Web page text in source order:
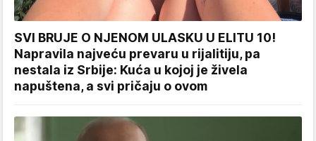
SVI BRUJE O NJENOM ULASKU U ELITU 10!
Napravila najveću prevaru u rijalitiju, pa
nestala iz Srbije: Kuća u kojoj je živela
napuštena, a svi pričaju o ovom